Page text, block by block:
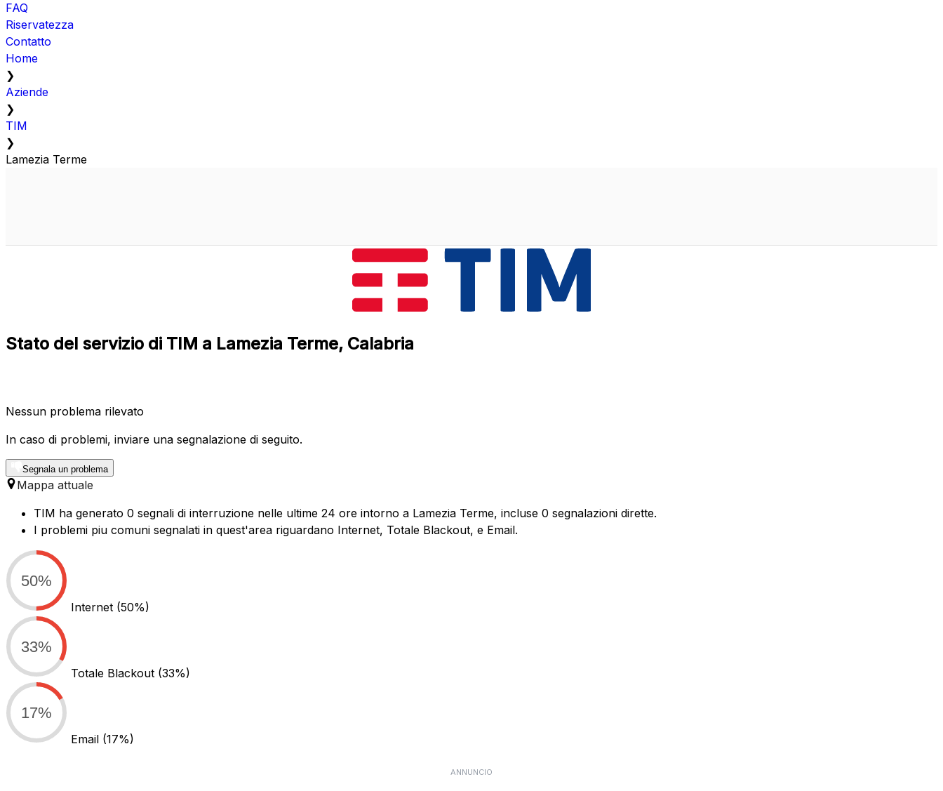
FAQ
Riservatezza
Contatto
Home
❯
Aziende
❯
TIM
❯
Lamezia Terme
Stato del servizio di TIM a Lamezia Terme, Calabria
Nessun problema rilevato
In caso di problemi, inviare una segnalazione di seguito.
Segnala un problema
Mappa attuale
TIM ha generato 0 segnali di interruzione nelle ultime 24 ore intorno a Lamezia Terme, incluse 0 segnalazioni dirette.
I problemi piu comuni segnalati in quest'area riguardano Internet, Totale Blackout, e Email.
50%
Internet (50%)
33%
Totale Blackout (33%)
17%
Email (17%)
ANNUNCIO